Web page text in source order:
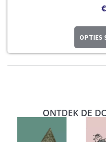
€
OPTIES
ONTDEK DE